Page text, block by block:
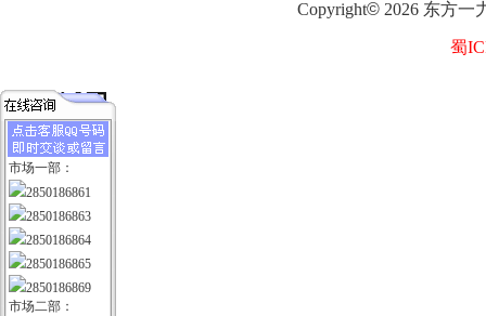
Copyright© 2026 东方一
蜀
市场一部：
2850186861
2850186863
2850186864
2850186865
2850186869
市场二部：